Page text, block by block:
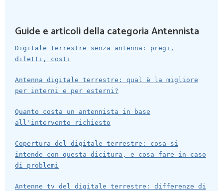
Guide e articoli della categoria Antennista
Digitale terrestre senza antenna: pregi,
difetti, costi
Antenna digitale terrestre: qual è la migliore
per interni e per esterni?
Quanto costa un antennista in base
all'intervento richiesto
Copertura del digitale terrestre: cosa si
intende con questa dicitura, e cosa fare in caso
di problemi
Antenne tv del digitale terrestre: differenze di